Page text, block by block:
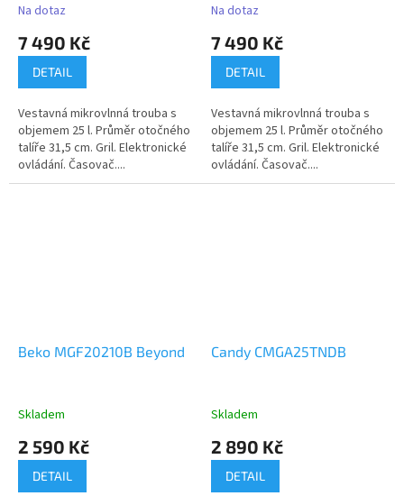
Na dotaz
7 490 Kč
DETAIL
Vestavná mikrovlnná trouba s
objemem 25 l. Průměr otočného
talíře 31,5 cm. Gril. Elektronické
ovládání. Časovač....
Na dotaz
7 490 Kč
DETAIL
Vestavná mikrovlnná trouba s
objemem 25 l. Průměr otočného
talíře 31,5 cm. Gril. Elektronické
ovládání. Časovač....
Beko MGF20210B Beyond
Skladem
2 590 Kč
DETAIL
Candy CMGA25TNDB
Skladem
2 890 Kč
DETAIL